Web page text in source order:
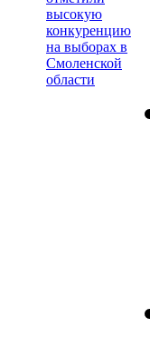
высокую
конкуренцию
на выборах в
Смоленской
области